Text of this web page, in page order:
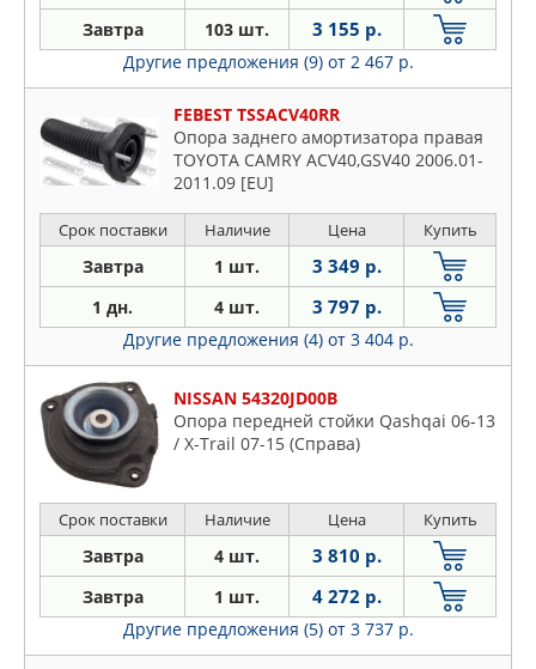
Завтра 103 шт. 3 155 р.
Другие предложения (9) от 2 467 р.
FEBEST TSSACV40RR
Опора заднего амортизатора правая
TOYOTA CAMRY ACV40,GSV40 2006.01-
2011.09 [EU]
Срок поставки Наличие Цена Купить
Завтра 1 шт. 3 349 р.
1 дн. 4 шт. 3 797 р.
Другие предложения (4) от 3 404 р.
NISSAN 54320JD00B
Опора передней стойки Qashqai 06-13
/ X-Trail 07-15 (Справа)
Срок поставки Наличие Цена Купить
Завтра 4 шт. 3 810 р.
Завтра 1 шт. 4 272 р.
Другие предложения (5) от 3 737 р.